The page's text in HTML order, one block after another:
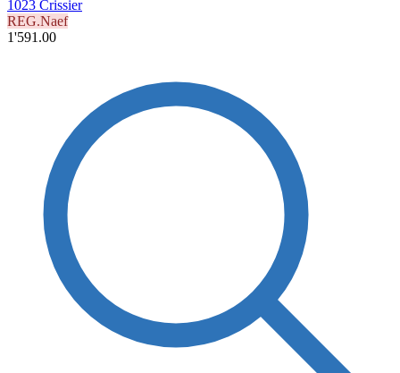
1023 Crissier
REG.Naef
1'591.00